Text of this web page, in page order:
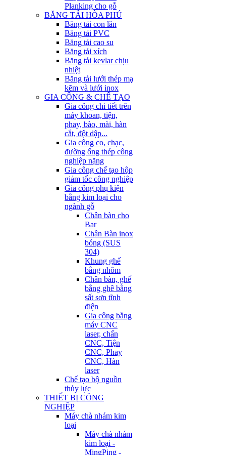
Planking cho gỗ
BĂNG TẢI HÒA PHÚ
Băng tải con lăn
Băng tải PVC
Băng tải cao su
Băng tải xích
Băng tải kevlar chịu
nhiệt
Băng tải lưới thép mạ
kẽm và lưới inox
GIA CÔNG & CHẾ TẠO
Gia công chi tiết trên
máy khoan, tiện,
phay, bào, mài, hàn
cắt, đột dập...
Gia công co, chạc,
đường ống thép công
nghiệp nặng
Gia công chế tạo hộp
giảm tốc công nghiệp
Gia công phụ kiện
bằng kim loại cho
ngành gỗ
Chân bàn cho
Bar
Chân Bàn inox
bóng (SUS
304)
Khung ghế
bằng nhôm
Chân bàn, ghế
bằng ghê bằng
sất sơn tĩnh
điện
Gia công bằng
máy CNC
laser, chấn
CNC, Tiện
CNC, Phay
CNC, Hàn
laser
Chế tạo bộ nguồn
thủy lực
THIẾT BỊ CÔNG
NGHIỆP
Máy chà nhám kim
loại
Máy chà nhám
kim loại -
MingPing -